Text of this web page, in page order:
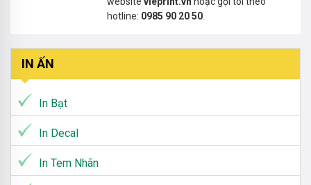
hotline: 0985 90 20 50
IN ẤN
In Bạt
In Decal
In Tem Nhãn